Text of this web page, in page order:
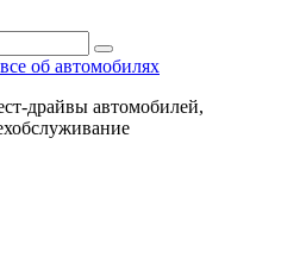
об автомобилях
драйвы автомобилей,